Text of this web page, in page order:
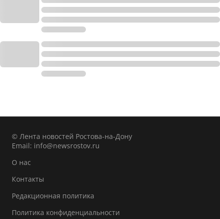
© Лента новостей Ростова-на-Дону
Email: info@newsrostov.ru
О нас
Контакты
Редакционная политика
Политика конфиденциальности